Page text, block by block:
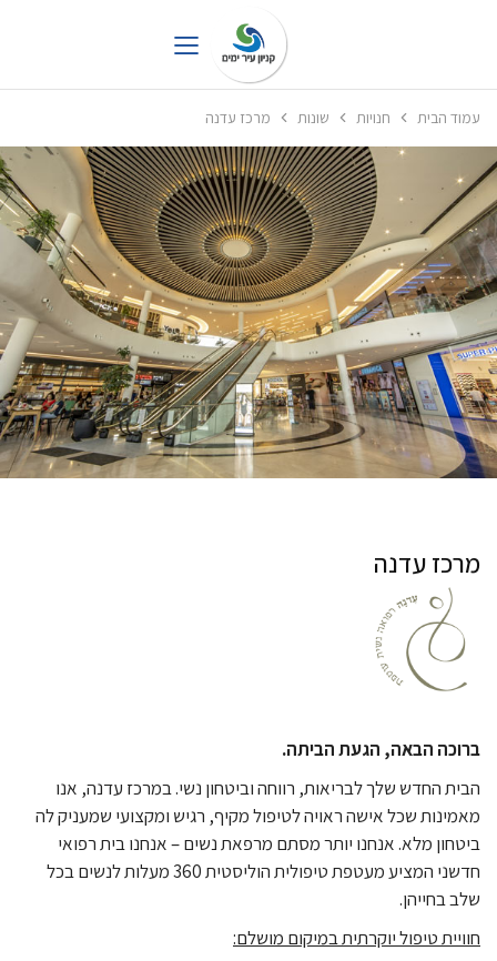
עמוד הבית חנויות שונות מרכז עדנה
מרכז עדנה
ברוכה הבאה, הגעת הביתה.
הבית החדש שלך לבריאות, רווחה וביטחון נשי. במרכז עדנה, אנו
מאמינות שכל אישה ראויה לטיפול מקיף, רגיש ומקצועי שמעניק לה
ביטחון מלא. אנחנו יותר מסתם מרפאת נשים – אנחנו בית רפואי
חדשני המציע מעטפת טיפולית הוליסטית 360 מעלות לנשים בכל
שלב בחייהן.
חוויית טיפול יוקרתית במיקום מושלם: